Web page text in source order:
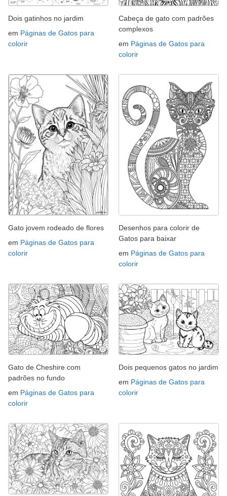
Dois gatinhos no jardim
em Páginas de Gatos para
colorir
Cabeça de gato com padrões
complexos
em Páginas de Gatos para
colorir
Gato jovem rodeado de flores
em Páginas de Gatos para
colorir
Desenhos para colorir de
Gatos para baixar
em Páginas de Gatos para
colorir
Gato de Cheshire com
padrões no fundo
em Páginas de Gatos para
colorir
Dois pequenos gatos no jardim
em Páginas de Gatos para
colorir